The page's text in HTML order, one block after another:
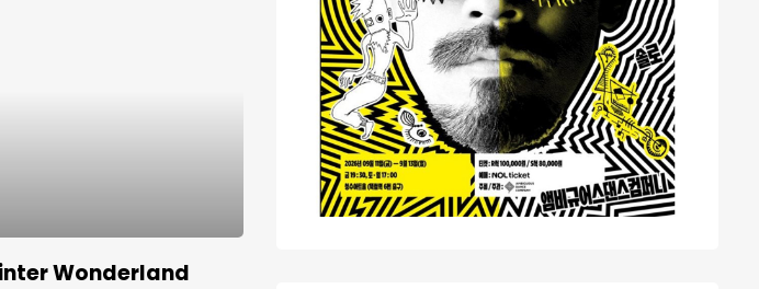
Wonderland